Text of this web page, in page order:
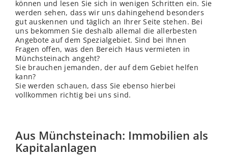
können und lesen Sie sich in wenigen Schritten ein. Sie
werden sehen, dass wir uns dahingehend besonders
gut auskennen und täglich an Ihrer Seite stehen. Bei
uns bekommen Sie deshalb allemal die allerbesten
Angebote auf dem Spezialgebiet. Sind bei Ihnen
Fragen offen, was den Bereich Haus vermieten in
Münchsteinach angeht?
Sie brauchen jemanden, der auf dem Gebiet helfen
kann?
Sie werden schauen, dass Sie ebenso hierbei
vollkommen richtig bei uns sind.
Aus Münchsteinach: Immobilien als
Kapitalanlagen